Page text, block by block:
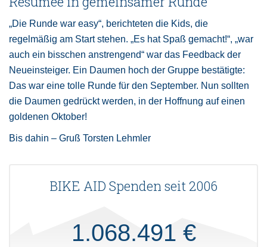
„Die Runde war easy“, berichteten die Kids, die
regelmäßig am Start stehen. „Es hat Spaß gemacht!“, „war
auch ein bisschen anstrengend“ war das Feedback der
Neueinsteiger. Ein Daumen hoch der Gruppe bestätigte:
Das war eine tolle Runde für den September. Nun sollten
die Daumen gedrückt werden, in der Hoffnung auf einen
goldenen Oktober!
Bis dahin – Gruß Torsten Lehmler
BIKE AID Spenden seit 2006
1.068.491 €